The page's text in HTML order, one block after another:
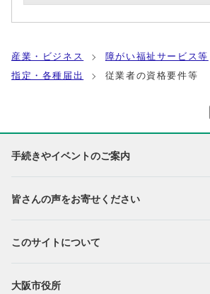
産業・ビジネス
障がい福祉サービス等
指定・各種届出
従業者の資格要件等
手続きやイベントのご案内
皆さんの声をお寄せください
このサイトについて
大阪市役所